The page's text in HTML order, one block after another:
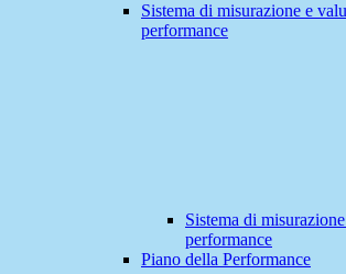
Sistema di misurazione e
performance
Sistema di
performance
Piano della Performance